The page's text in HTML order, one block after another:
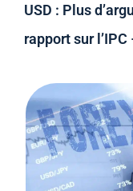
USD : Plus
rapport sur l’IPC